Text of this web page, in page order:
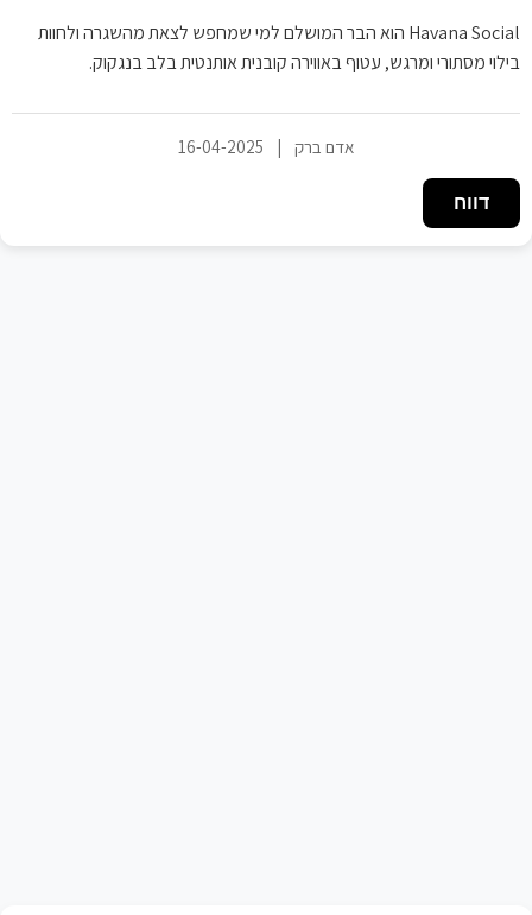
Havana Social הוא הבר המושלם למי שמחפש לצאת מהשגרה ולחוות
בילוי מסתורי ומרגש, עטוף באווירה קובנית אותנטית בלב בנגקוק.
אדם ברק |
16-04-2025
דווח